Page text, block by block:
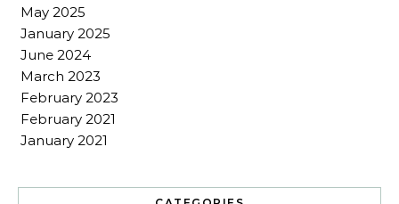
May 2025
January 2025
June 2024
March 2023
February 2023
February 2021
January 2021